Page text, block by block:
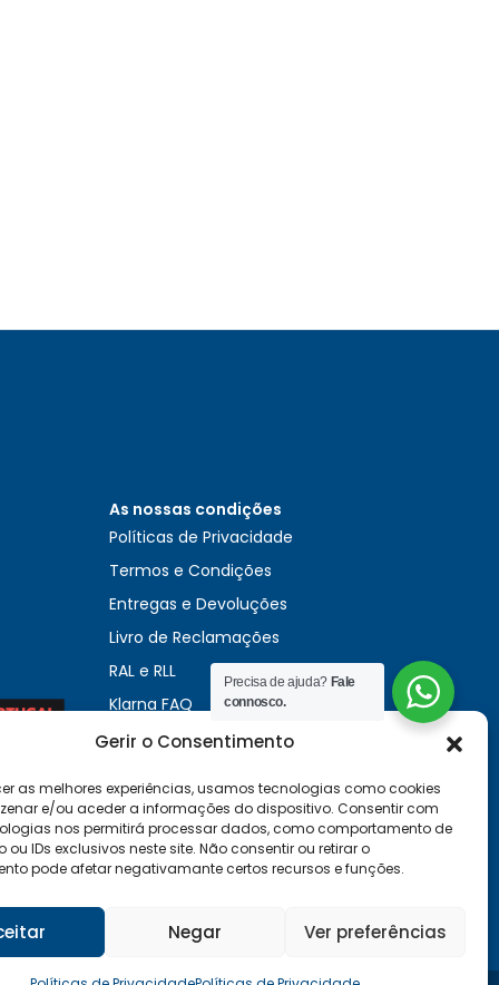
Gerir o Consentimento
as melhores experiências, usamos tecnologias como cookies
e/ou aceder a informações do dispositivo. Consentir com
nos permitirá processar dados, como comportamento de
IDs exclusivos neste site. Não consentir ou retirar o
pode afetar negativamante certos recursos e funções.
Negar Ver preferências
As nossas condições
Políticas de Privacidade
Termos e Condições
Entregas e Devoluções
Livro de Reclamações
RAL e RLL
Klarna FAQ
Sequra
Precisa de ajuda? Fale
connosco.